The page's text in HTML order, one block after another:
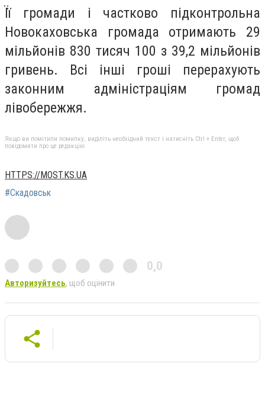
Її громади і частково підконтрольна
Новокаховська громада отримають 29
мільйонів 830 тисяч 100 з 39,2 мільйонів
гривень. Всі інші гроші перерахують
законним адміністраціям громад
лівобережжя.
Якщо ви помітили помилку, виділіть необхідний текст і натисніть Ctrl + Enter, щоб
повідомити про це редакцію
HTTPS://MOST.KS.UA
#Скадовськ
0,0
Авторизуйтесь, щоб оцінити